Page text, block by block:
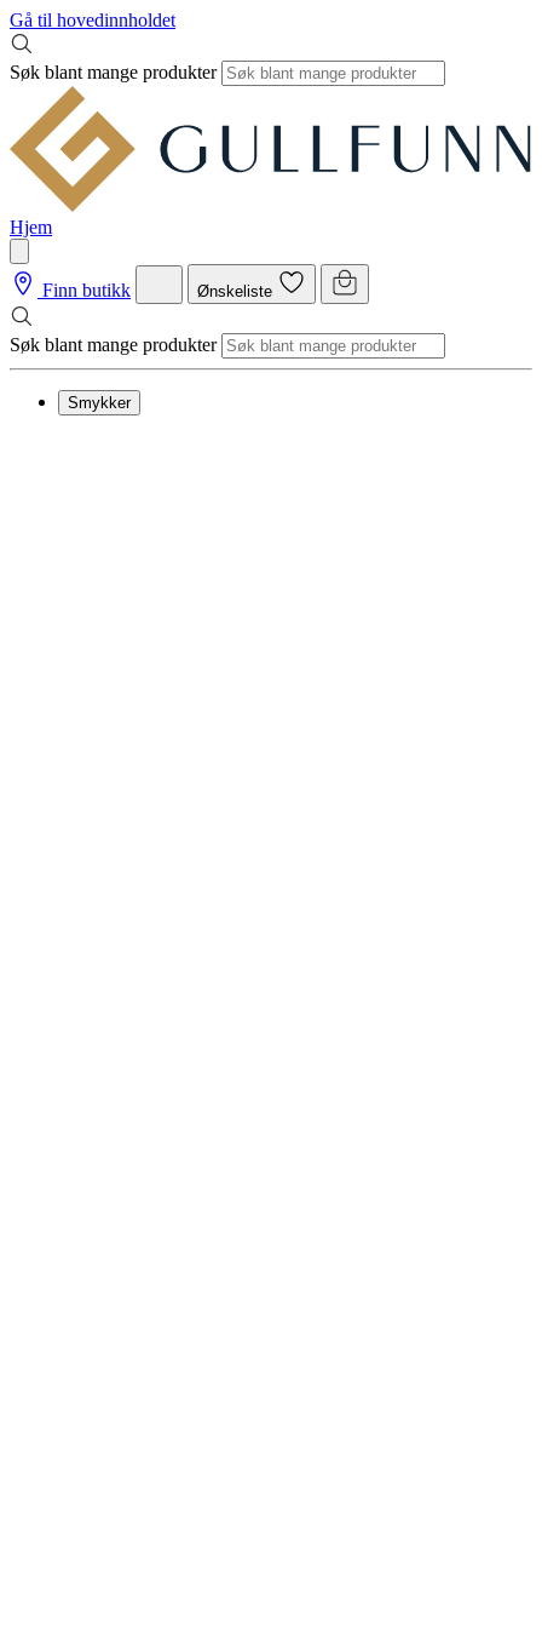
Gå til hovedinnholdet
Søk blant mange produkter
Hjem
Finn butikk Ønskeliste
Søk blant mange produkter
Smykker